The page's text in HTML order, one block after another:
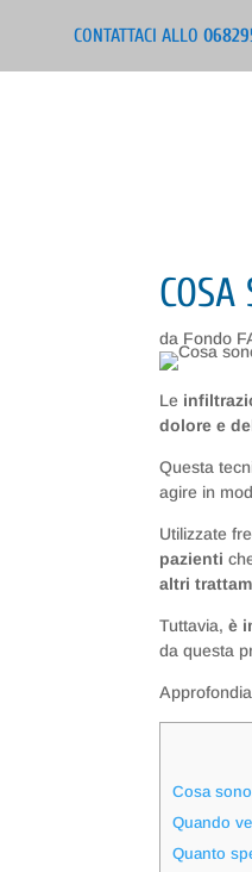
CONTATTACI ALLO
da Fondo
Le
dolore e
Questa
agire in
Utilizzate
pazienti
altri
Tuttavia,è
da questa
Cosa
Quando
Quanto